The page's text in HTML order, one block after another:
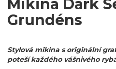
Mikina Dark
Grundéns
Stylová mikina s originální
poteší každého vášnivého